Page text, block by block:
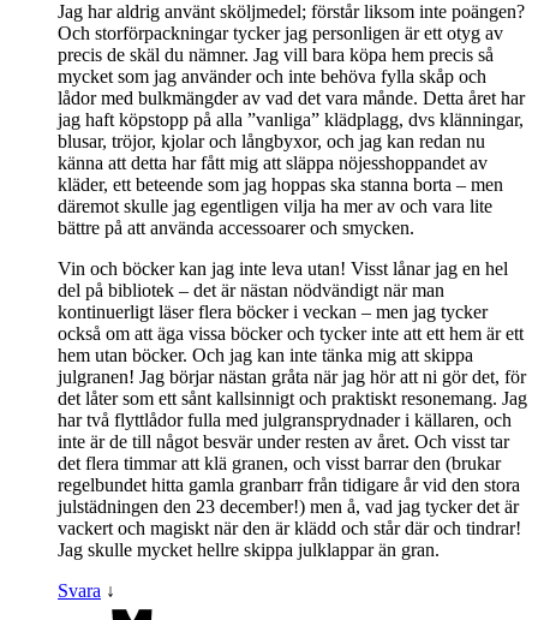
Jag har aldrig använt sköljmedel; förstår liksom inte poängen?
Och storförpackningar tycker jag personligen är ett otyg av
precis de skäl du nämner. Jag vill bara köpa hem precis så
mycket som jag använder och inte behöva fylla skåp och
lådor med bulkmängder av vad det vara månde. Detta året har
jag haft köpstopp på alla ”vanliga” klädplagg, dvs klänningar,
blusar, tröjor, kjolar och långbyxor, och jag kan redan nu
känna att detta har fått mig att släppa nöjesshoppandet av
kläder, ett beteende som jag hoppas ska stanna borta – men
däremot skulle jag egentligen vilja ha mer av och vara lite
bättre på att använda accessoarer och smycken.
Vin och böcker kan jag inte leva utan! Visst lånar jag en hel
del på bibliotek – det är nästan nödvändigt när man
kontinuerligt läser flera böcker i veckan – men jag tycker
också om att äga vissa böcker och tycker inte att ett hem är ett
hem utan böcker. Och jag kan inte tänka mig att skippa
julgranen! Jag börjar nästan gråta när jag hör att ni gör det, för
det låter som ett sånt kallsinnigt och praktiskt resonemang. Jag
har två flyttlådor fulla med julgransprydnader i källaren, och
inte är de till något besvär under resten av året. Och visst tar
det flera timmar att klä granen, och visst barrar den (brukar
regelbundet hitta gamla granbarr från tidigare år vid den stora
julstädningen den 23 december!) men å, vad jag tycker det är
vackert och magiskt när den är klädd och står där och tindrar!
Jag skulle mycket hellre skippa julklappar än gran.
Svara ↓